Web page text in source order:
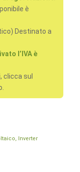
è
Destinato a
l’IVA è
clicca sul
, Inverter